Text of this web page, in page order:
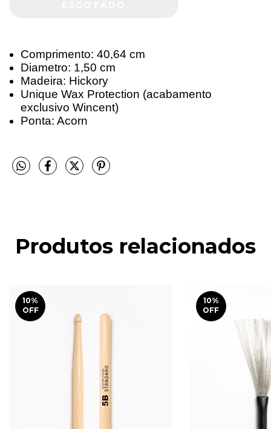
Comprimento: 40,64 cm
Diametro: 1,50 cm
Madeira: Hickory
Unique Wax Protection (acabamento
exclusivo Wincent)
Ponta: Acorn
Produtos relacionados
10%
OFF
10%
OFF